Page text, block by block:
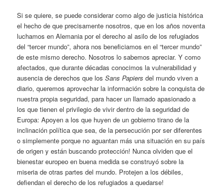
Si se quiere, se puede considerar como algo de justicia histórica
el hecho de que precisamente nosotros, que en los años noventa
luchamos en Alemania por el derecho al asilo de los refugiados
del “tercer mundo”, ahora nos beneficiamos en el “tercer mundo”
de este mismo derecho. Nosotros lo sabemos apreciar. Y como
afectados, que durante décadas conocimos la vulnerabilidad y
ausencia de derechos que los Sans Papiers del mundo viven a
diario, queremos aprovechar la información sobre la conquista de
nuestra propia seguridad, para hacer un llamado apasionado a
los que tienen el privilegio de vivir dentro de la seguridad de
Europa: Apoyen a los que huyen de un gobierno tirano de la
inclinación política que sea, de la persecución por ser diferentes
o simplemente porque no aguantan más una situación en su país
de origen y están buscando protección! Nunca olviden que el
bienestar europeo en buena medida se construyó sobre la
miseria de otras partes del mundo. Protejen a los débiles,
defiendan el derecho de los refugiados a quedarse!